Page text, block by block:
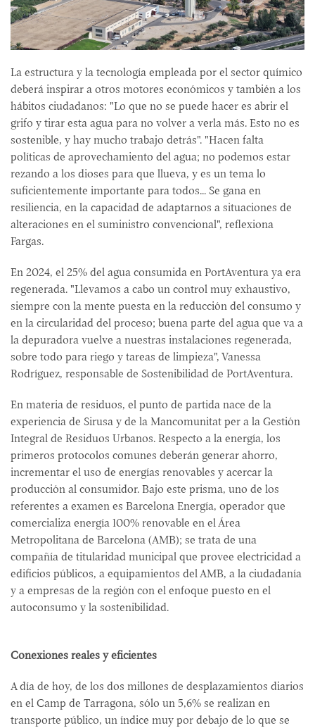
La estructura y la tecnología empleada por el sector químico
deberá inspirar a otros motores económicos y también a los
hábitos ciudadanos: "Lo que no se puede hacer es abrir el
grifo y tirar esta agua para no volver a verla más. Esto no es
sostenible, y hay mucho trabajo detrás". "Hacen falta
políticas de aprovechamiento del agua; no podemos estar
rezando a los dioses para que llueva, y es un tema lo
suficientemente importante para todos... Se gana en
resiliencia, en la capacidad de adaptarnos a situaciones de
alteraciones en el suministro convencional", reflexiona
Fargas.
En 2024, el 25% del agua consumida en PortAventura ya era
regenerada. "Llevamos a cabo un control muy exhaustivo,
siempre con la mente puesta en la reducción del consumo y
en la circularidad del proceso; buena parte del agua que va a
la depuradora vuelve a nuestras instalaciones regenerada,
sobre todo para riego y tareas de limpieza", Vanessa
Rodríguez, responsable de Sostenibilidad de PortAventura.
En materia de residuos, el punto de partida nace de la
experiencia de Sirusa y de la Mancomunitat per a la Gestión
Integral de Residuos Urbanos. Respecto a la energía, los
primeros protocolos comunes deberán generar ahorro,
incrementar el uso de energías renovables y acercar la
producción al consumidor. Bajo este prisma, uno de los
referentes a examen es Barcelona Energía, operador que
comercializa energía 100% renovable en el Área
Metropolitana de Barcelona (AMB); se trata de una
compañía de titularidad municipal que provee electricidad a
edificios públicos, a equipamientos del AMB, a la ciudadanía
y a empresas de la región con el enfoque puesto en el
autoconsumo y la sostenibilidad.
Conexiones reales y eficientes
A día de hoy, de los dos millones de desplazamientos diarios
en el Camp de Tarragona, sólo un 5,6% se realizan en
transporte público, un índice muy por debajo de lo que se